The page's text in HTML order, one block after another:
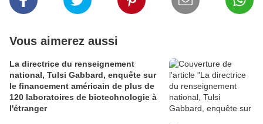
Vous aimerez aussi
La directrice du renseignement
national, Tulsi Gabbard, enquête sur
le financement américain de plus de
120 laboratoires de biotechnologie à
l'étranger